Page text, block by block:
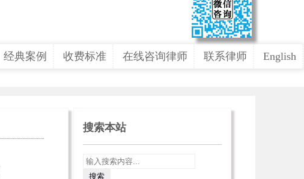
经典案例 收费标准 在线咨询律师 联系律师 English
搜索本站